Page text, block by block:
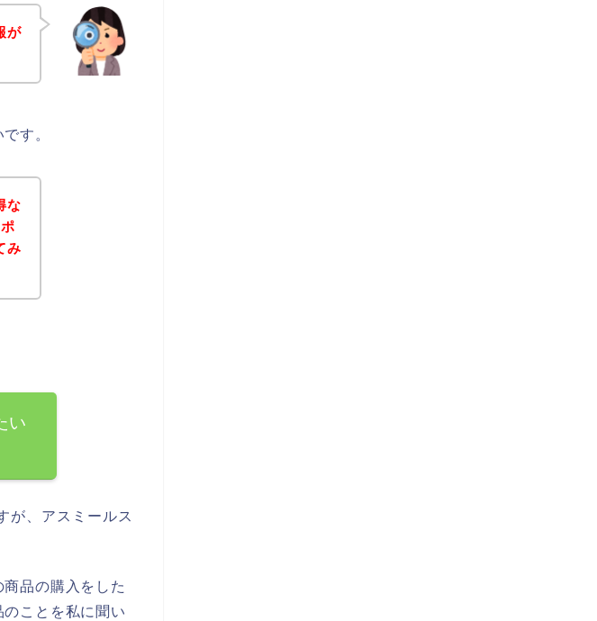
が
す。
な
み
い
が、アスミールス
品の購入をした
ことを私に聞い